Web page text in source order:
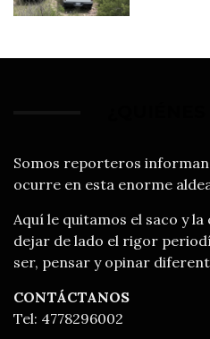
Somos reporteros
ocurre en esta enorme
Aquí le quitamos el saco y
dejar de lado el rigor
ser, pensar y opinar
CONTÁCTANOS
Tel: 4778296002